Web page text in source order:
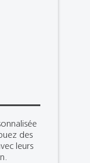
des
leurs